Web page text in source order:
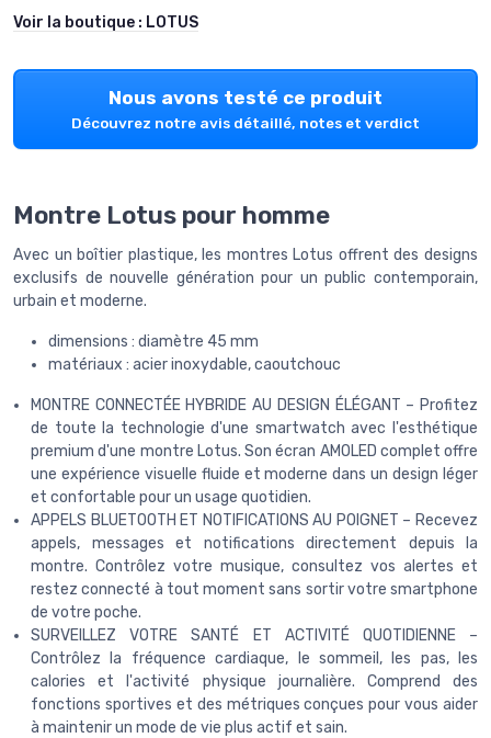
Voir la boutique : LOTUS
Nous avons testé ce produit
Découvrez notre avis détaillé, notes et verdict
Montre Lotus pour homme
Avec un boîtier plastique, les montres Lotus offrent des designs
exclusifs de nouvelle génération pour un public contemporain,
urbain et moderne.
dimensions : diamètre 45 mm
matériaux : acier inoxydable, caoutchouc
MONTRE CONNECTÉE HYBRIDE AU DESIGN ÉLÉGANT – Profitez
de toute la technologie d'une smartwatch avec l'esthétique
premium d'une montre Lotus. Son écran AMOLED complet offre
une expérience visuelle fluide et moderne dans un design léger
et confortable pour un usage quotidien.
APPELS BLUETOOTH ET NOTIFICATIONS AU POIGNET – Recevez
appels, messages et notifications directement depuis la
montre. Contrôlez votre musique, consultez vos alertes et
restez connecté à tout moment sans sortir votre smartphone
de votre poche.
SURVEILLEZ VOTRE SANTÉ ET ACTIVITÉ QUOTIDIENNE –
Contrôlez la fréquence cardiaque, le sommeil, les pas, les
calories et l'activité physique journalière. Comprend des
fonctions sportives et des métriques conçues pour vous aider
à maintenir un mode de vie plus actif et sain.